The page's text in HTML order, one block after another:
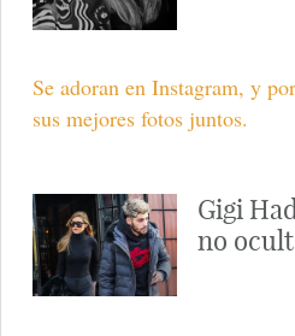
Se adoran en Instagram, y
sus mejores fotos juntos.
Gigi
no